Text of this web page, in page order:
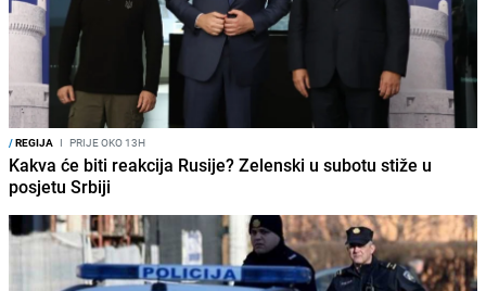
/REGIJA I PRIJE OKO 13H
Kakva će biti reakcija Rusije? Zelenski u subotu stiže u
posjetu Srbiji